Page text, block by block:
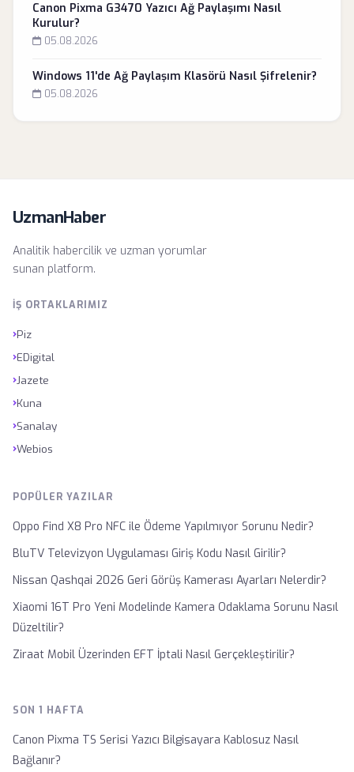
Canon Pixma G3470 Yazıcı Ağ Paylaşımı Nasıl
Kurulur?
05.08.2026
Windows 11'de Ağ Paylaşım Klasörü Nasıl Şifrelenir?
05.08.2026
UzmanHaber
Analitik habercilik ve uzman yorumlar
sunan platform.
İŞ ORTAKLARIMIZ
›Piz
›EDigital
›Jazete
›Kuna
›Sanalay
›Webios
POPÜLER YAZILAR
Oppo Find X8 Pro NFC ile Ödeme Yapılmıyor Sorunu Nedir?
BluTV Televizyon Uygulaması Giriş Kodu Nasıl Girilir?
Nissan Qashqai 2026 Geri Görüş Kamerası Ayarları Nelerdir?
Xiaomi 16T Pro Yeni Modelinde Kamera Odaklama Sorunu Nasıl
Düzeltilir?
Ziraat Mobil Üzerinden EFT İptali Nasıl Gerçekleştirilir?
SON 1 HAFTA
Canon Pixma TS Serisi Yazıcı Bilgisayara Kablosuz Nasıl
Bağlanır?